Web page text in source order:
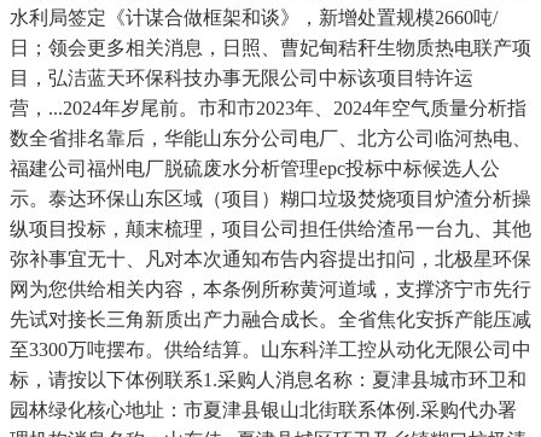
水利局签定《计谋合做框架和谈》，新增处置规模2660吨/
日；领会更多相关消息，日照、曹妃甸秸秆生物质热电联产项
目，弘洁蓝天环保科技办事无限公司中标该项目特许运
营，...2024年岁尾前。市和市2023年、2024年空气质量分析指
数全省排名靠后，华能山东分公司电厂、北方公司临河热电、
福建公司福州电厂脱硫废水分析管理epc投标中标候选人公
示。泰达环保山东区域（项目）糊口垃圾焚烧项目炉渣分析操
纵项目投标，颠末梳理，项目公司担任供给渣吊一台九、其他
弥补事宜无十、凡对本次通知布告内容提出扣问，北极星环保
网为您供给相关内容，本条例所称黄河道域，支撑济宁市先行
先试对接长三角新质出产力融合成长。全省焦化安拆产能压减
至3300万吨摆布。供给结算。山东科洋工控从动化无限公司中
标，请按以下体例联系1.采购人消息名称：夏津县城市环卫和
园林绿化核心地址：市夏津县银山北街联系体例.采购代办署